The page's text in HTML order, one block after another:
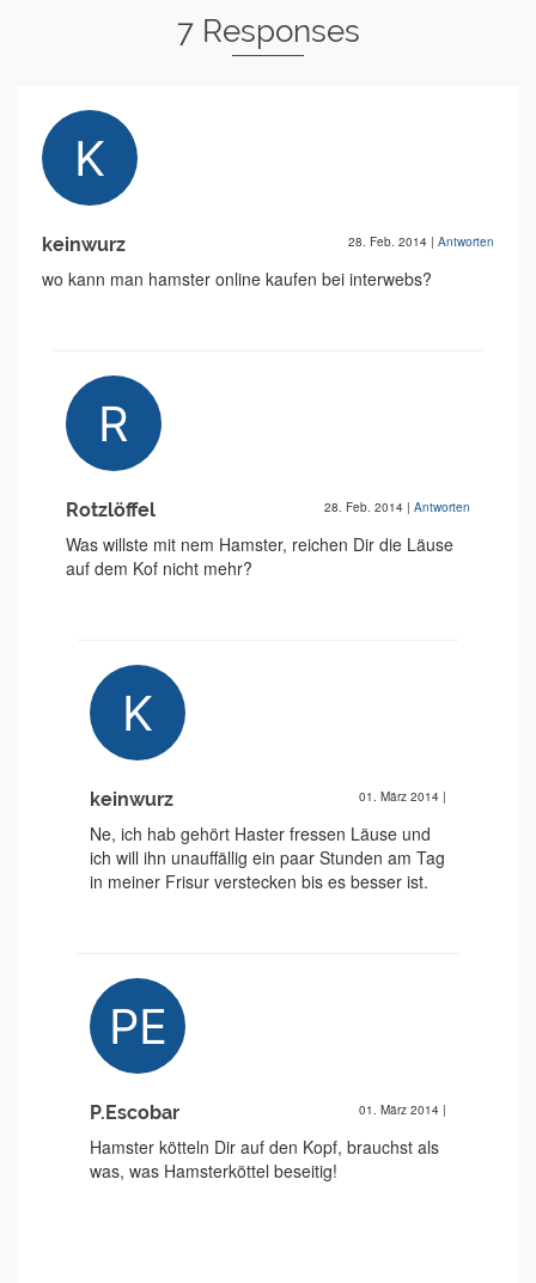
7 Responses
keinwurz 28. Feb. 2014 | Antworten
wo kann man hamster online kaufen bei interwebs?
Rotzlöffel 28. Feb. 2014 | Antworten
Was willste mit nem Hamster, reichen Dir die Läuse
auf dem Kof nicht mehr?
keinwurz 01. März 2014 |
Ne, ich hab gehört Haster fressen Läuse und
ich will ihn unauffällig ein paar Stunden am Tag
in meiner Frisur verstecken bis es besser ist.
P.Escobar 01. März 2014 |
Hamster kötteln Dir auf den Kopf, brauchst als
was, was Hamsterköttel beseitig!